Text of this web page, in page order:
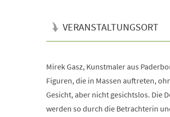
VERANSTALTUNGSORT
Mirek Gasz, Kunstmaler aus
Figuren, die in Massen auftreten,
Gesicht, aber nicht gesichtslos. Die
werden so durch die Betrachterin